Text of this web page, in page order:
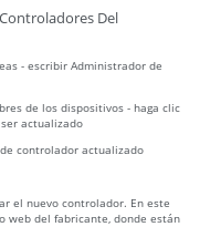
Del
- escribir Administrador de
de los dispositivos - haga clic
actualizado
controlador actualizado
el nuevo controlador. En este
web del fabricante, donde están